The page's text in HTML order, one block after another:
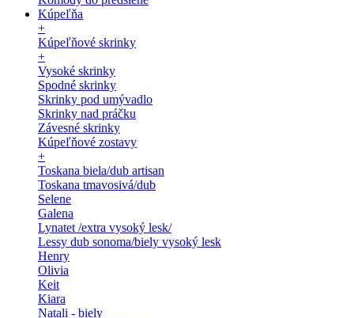
Kúpeľňa
+
Kúpeľňové skrinky
+
Vysoké skrinky
Spodné skrinky
Skrinky pod umývadlo
Skrinky nad práčku
Závesné skrinky
Kúpeľňové zostavy
+
Toskana biela/dub artisan
Toskana tmavosivá/dub
Selene
Galena
Lynatet /extra vysoký lesk/
Lessy dub sonoma/biely vysoký lesk
Henry
Olivia
Keit
Kiara
Natali - biely